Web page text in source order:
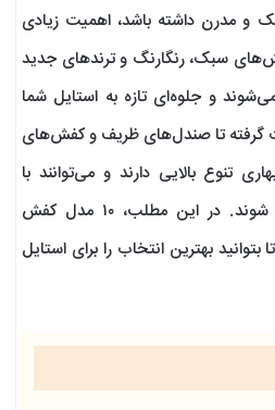
مدرن داشته باشد، اهمیت زیادی
سبک، رنگارنگ و ترندهای جدید
و جلوه‌ای تازه به استایل شما
گرفته تا صندل‌های ظریف و کفش‌های
تنوع بالایی دارند و می‌توانند با
سلیقه‌های مختلف هماهنگ شوند. در این مطلب، ۱۰ مدل کفش
بهترین انتخاب را برای استایل